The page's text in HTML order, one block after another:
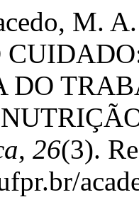
M.
DO
, 26(3).